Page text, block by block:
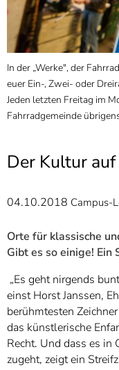
In der „Werke", der
euer Ein-, Zwei- oder
Jeden letzten Freitag im
Fahrradgemeinde
Der Kultur
04.10.2018 Campus-
Orte für klassische
Gibt es so einige! Ein
„Es geht nirgends
einst Horst Janssen,
berühmtesten
das künstlerische
Recht. Und dass es in
zugeht, zeigt ein